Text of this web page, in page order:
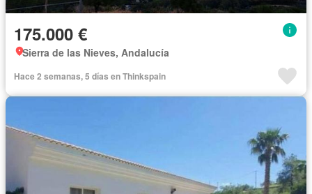
175.000 €
Sierra de las Nieves, Andalucía
Hace 2 semanas, 5 días en Thinkspain